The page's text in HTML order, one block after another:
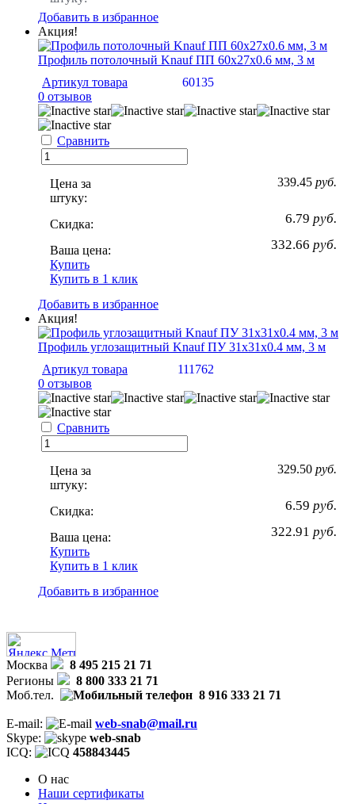
Добавить в избранное
Акция!
Профиль потолочный Knauf ПП 60х27х0.6 мм, 3 м
Артикул товара
60135
0 отзывов
Сравнить
Цена за
штуку:
339.45 руб.
Скидка: 6.79 руб.
Ваша цена: 332.66 руб.
Купить
Купить в 1 клик
Добавить в избранное
Акция!
Профиль углозащитный Knauf ПУ 31х31х0.4 мм, 3 м
Артикул товара
111762
0 отзывов
Сравнить
Цена за
штуку:
329.50 руб.
Скидка: 6.59 руб.
Ваша цена: 322.91 руб.
Купить
Купить в 1 клик
Добавить в избранное
Москва
8 495 215 21 71
Регионы
8 800 333 21 71
Моб.тел.
8 916 333 21 71
E-mail:
web-snab@mail.ru
Skype:
web-snab
ICQ:
458843445
О нас
Наши сертификаты